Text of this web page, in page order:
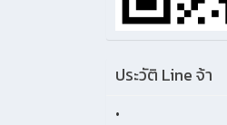
ประวัติ Line จ้า
•